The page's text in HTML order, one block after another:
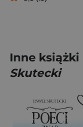
Inne książki
Skutecki